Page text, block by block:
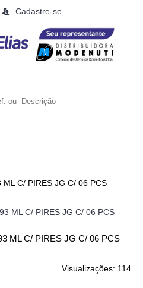
Cadastre-se
ML C/ PIRES JG C/ 06 PCS
ML C/ PIRES JG C/ 06 PCS
Visualizações: 114